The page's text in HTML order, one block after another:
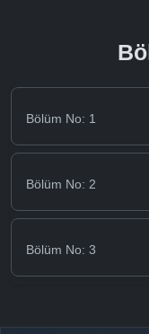
Bölüm No: 1
Bölüm No: 2
Bölüm No: 3